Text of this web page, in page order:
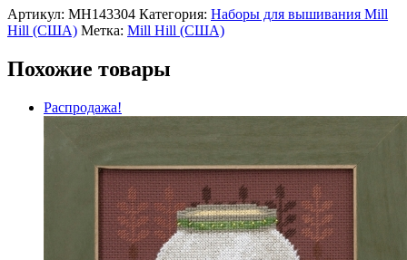
Артикул: MH143304 Категория: Наборы для вышивания Mill
Hill (США) Метка: Mill Hill (США)
Похожие товары
Распродажа!